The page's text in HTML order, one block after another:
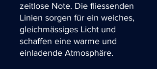
zeitlose Note. Die fliessenden
Linien sorgen für ein weiches,
gleichmässiges Licht und
schaffen eine warme und
einladende Atmosphäre.